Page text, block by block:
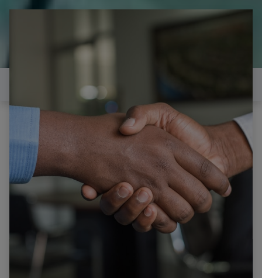
il est temps de
réparer...Electronique 66 est
heureux de vous aider
Tous les produits
SCHNEIDER SCLED32SC350EL HAUT PARLEUR